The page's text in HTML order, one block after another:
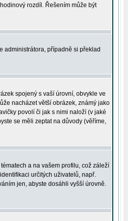
rozdíl. Řešením může být
administrátora, případně si překlad
spojený s vaší úrovní, obvykle ve
nacházet větší obrázek, známý jako
povolí či jak s nimi naloží (v jaké
se měli zeptat na důvody (věříme,
a na vašem profilu, což záleží
určitých uživatelů, např.
jen, abyste dosáhli vyšší úrovně.